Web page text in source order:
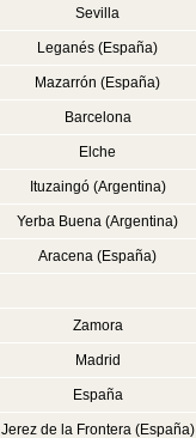
Sevilla
Leganés (España)
Mazarrón (España)
Barcelona
Elche
Ituzaingó (Argentina)
Yerba Buena (Argentina)
Aracena (España)
Zamora
Madrid
España
Jerez de la Frontera (España)